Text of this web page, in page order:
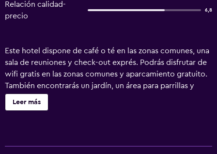
Relación calidad-
precio
6,8
Este hotel dispone de café o té en las zonas comunes, una
sala de reuniones y check-out exprés. Podrás disfrutar de
wifi gratis en las zonas comunes y aparcamiento gratuito.
También encontrarás un jardín, un área para parrillas y
televisión en una zona común. Se incluye un servicio de
limpieza limitado. Sichang Shine Khao Resort ofrece 37
Leer más